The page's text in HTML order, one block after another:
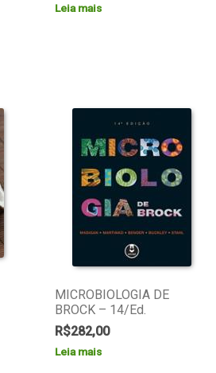
Leia mais
MICROBIOLOGIA DE
BROCK – 14/Ed.
R$282,00
Leia mais